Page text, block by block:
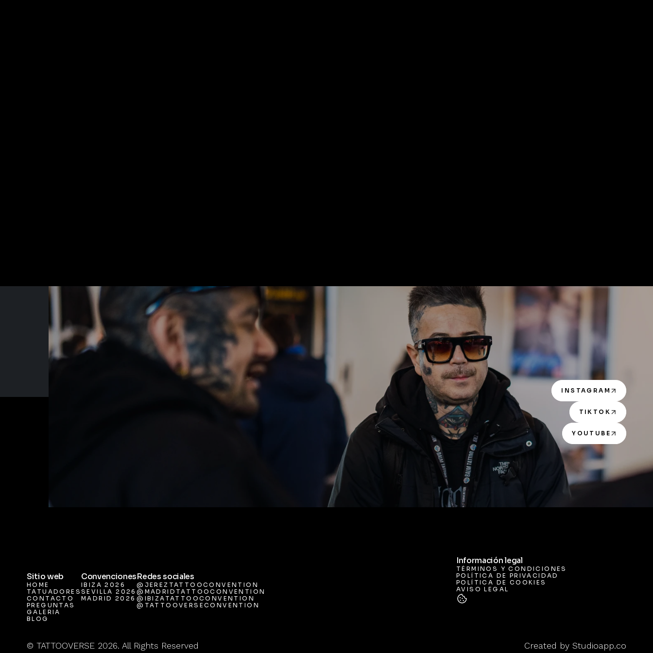
INSTAGRAM
TIKTOK
YOUTUBE
Sitio web
HOME
HOME
TATUADORES
TATUADORES
CONTACTO
CONTACTO
PREGUNTAS
PREGUNTAS
GALERIA
GALERIA
BLOG
Convenciones
IBIZA 2026
IBIZA 2026
SEVILLA 2026
SEVILLA 2026
MADRID 2026
Redes sociales
@JEREZTATTOOCONVENTION
@JEREZTATTOOCONVENTION
@MADRIDTATTOOCONVENTION
@MADRIDTATTOOCONVENTION
@IBIZATATTOOCONVENTION
@IBIZATATTOOCONVENTION
@TATTOOVERSECONVENTION
Información legal
TÉRMINOS Y CONDICIONES
TÉRMINOS Y CONDICIONES
POLÍTICA DE PRIVACIDAD
POLÍTICA DE PRIVACIDAD
POLÍTICA DE COOKIES
POLÍTICA DE COOKIES
AVISO LEGAL
AVISO LEGAL
© TATTOOVERSE 2026. All Rights Reserved Created by Studioapp.co